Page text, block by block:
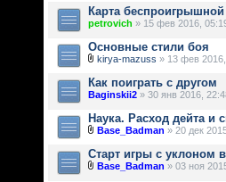
Карта
petrovich » 15 фев 2016,
Основные стили боя
kirya-mazuss » 13 фев
Как поиграть с другом
Baginskii2 » 30 янв 2016,
Наука. Расход дейта и
Base_Badman » 20 дек
Старт игры с уклоном
Base_Badman » 03 ноя